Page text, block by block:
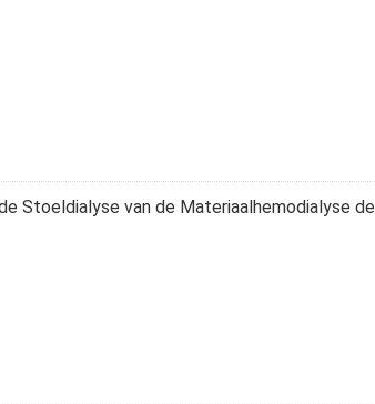
Stoeldialyse van de Materiaalhemodialyse de